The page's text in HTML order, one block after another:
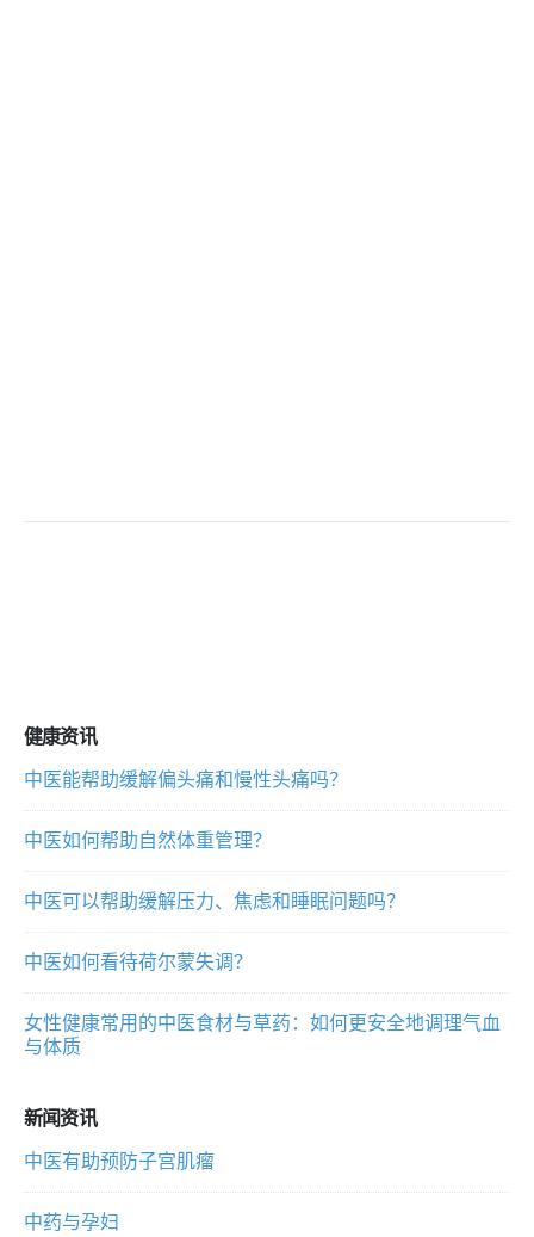
健康资讯
中医能帮助缓解偏头痛和慢性头痛吗？
中医如何帮助自然体重管理？
中医可以帮助缓解压力、焦虑和睡眠问题吗？
中医如何看待荷尔蒙失调？
女性健康常用的中医食材与草药：如何更安全地调理气血
与体质
新闻资讯
中医有助预防子宫肌瘤
中药与孕妇